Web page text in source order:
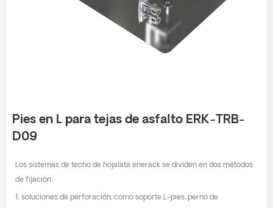
Pies en L para tejas de asfalto ERK-TRB-
D09
Los sistemas de techo de hojalata enerack se dividen en dos métodos
de fijación:
1. soluciones de perforación, como soporte L-pies, perno de